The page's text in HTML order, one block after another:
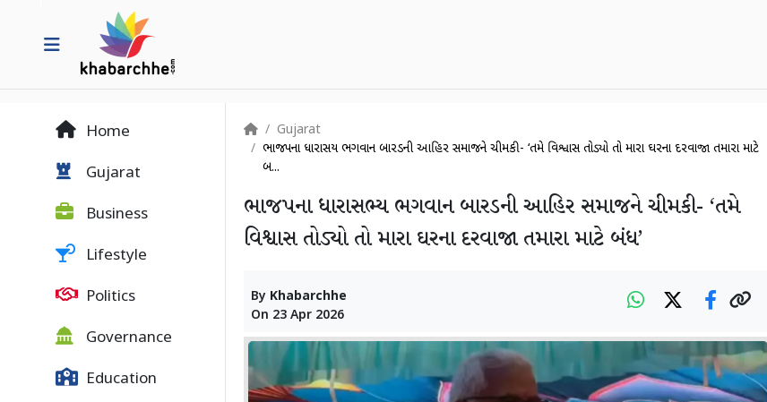
Home
Gujarat
Business
Lifestyle
Politics
Governance
Education
Gujarat
ભાજપના ધારાસભ્ય ભગવાન બારડની આહિર સમાજને ચીમકી- ‘તમે વિશ્વાસ તોડ્યો તો મારા ઘરના દરવાજા તમારા માટે
બ...
ભાજપના ધારાસભ્ય ભગવાન બારડની આહિર સમાજને ચીમકી- ‘તમે
વિશ્વાસ તોડ્યો તો મારા ઘરના દરવાજા તમારા માટે બંધ’
By Khabarchhe
On 23 Apr 2026